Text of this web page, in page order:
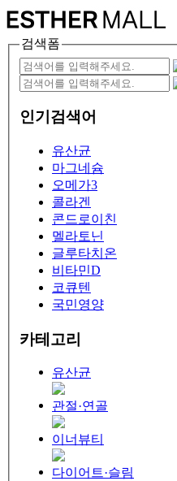
검색폼
인기검색어
유산균
마그네슘
오메가3
콜라겐
콘드로이친
멜라토닌
글루타치온
비타민D
코큐텐
국민영양
카테고리
유산균
관절·연골
이너뷰티
다이어트·슬림